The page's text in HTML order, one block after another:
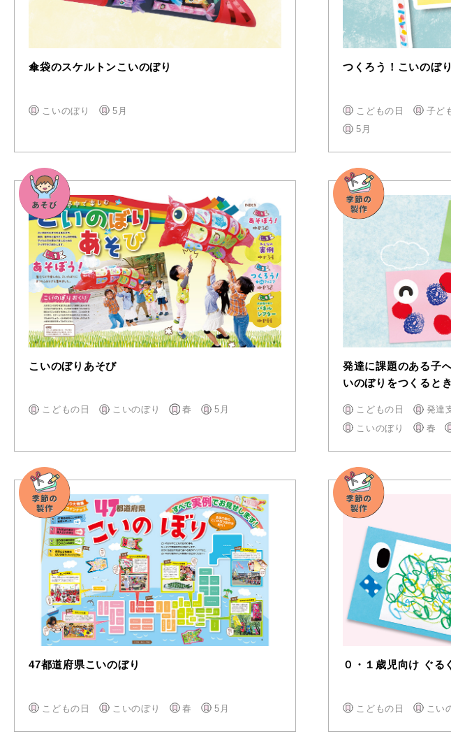
傘袋のスケルトンこいのぼり
こいのぼり 5月
つくろう！こいのぼ
こどもの日 子ど
5月
こいのぼりあそび
こどもの日 こいのぼり 春 5月
発達に課題のある子
いのぼりをつくるとき
こどもの日 発達
こいのぼり
春
47都道府県こいのぼり
こどもの日 こいのぼり 春 5月
０・１歳児向け ぐる
こどもの日 こい